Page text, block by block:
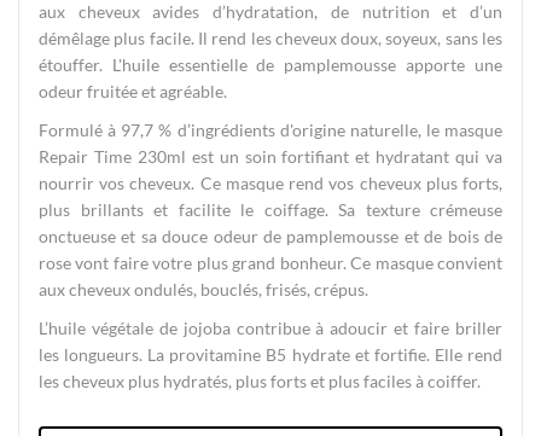
aux cheveux avides d’hydratation, de nutrition et d’un
démêlage plus facile. Il rend les cheveux doux, soyeux, sans les
étouffer. L'huile essentielle de pamplemousse apporte une
odeur fruitée et agréable.
Formulé à 97,7 % d’ingrédients d'origine naturelle, le masque
Repair Time 230ml est un soin fortifiant et hydratant qui va
nourrir vos cheveux. Ce masque rend vos cheveux plus forts,
plus brillants et facilite le coiffage. Sa texture crémeuse
onctueuse et sa douce odeur de pamplemousse et de bois de
rose vont faire votre plus grand bonheur. Ce masque convient
aux cheveux ondulés, bouclés, frisés, crépus.
L’huile végétale de jojoba contribue à adoucir et faire briller
les longueurs. La provitamine B5 hydrate et fortifie. Elle rend
les cheveux plus hydratés, plus forts et plus faciles à coiffer.